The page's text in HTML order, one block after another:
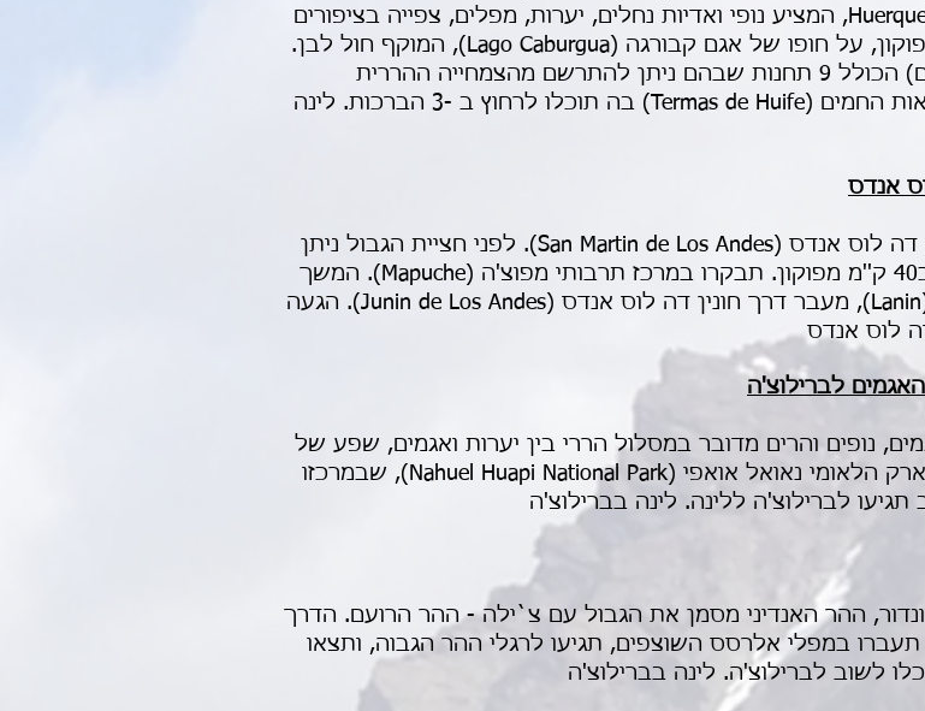
אחר הצהרים מומלץ טיול בפארק הלאומי Huerquehue, המציע נופי ואדיות נחלים, יערות, מפלים, צפייה בציפורים
ונופים נפלאים. הפארק שוכן כ-35 קילומטר מפוקון, על חופו של אגם קבורגה (Lago Caburgua), המוקף חול לבן.
ניתן לצאת לסיור רגלי של 700 מטר (כשעתיים) הכולל 9 תחנות שבהם ניתן להתרשם מהצמחייה ההררית
המאפיינים את המקום. מומלץ להיכנס למרחצאות החמים (Termas de Huife) בה תוכלו לרחוץ ב -3 הברכות. לינה
יציאה לכיוון הגבול עם ארגנטינה לסאן מרטין דה לוס אנדס (San Martin de Los Andes). לפני חציית הגבול ניתן
לעבור דרך קורראוה (Curarrehue) הממוקמת כ40 ק''מ מפוקון. תבקרו במרכז תרבותי מפוצ'ה (Mapuche). המשך
לכיוון הגבול. אפשר לראות את הר געש לנין (Lanin), מעבר דרך חונין דה לוס אנדס (Junin de Los Andes). הגעה
לוס אנדס
נופים והרים מדובר במסלול הררי בין יערות ואגמים, שפע של
פינות חמד נסתרות וחופים. המסלול נמצא בפארק הלאומי נאואל אואפי (Nahuel Huapi National Park), שבמרכזו
לברילוצ'ה ללינה. לינה בברילוצ'ה
ההר האנדיני מסמן את הגבול עם צ`ילה - ההר הרועם. הדרך
במפלי אלרסס השוצפים, תגיעו לרגלי ההר הגבוה, ותצאו
לשוב לברילוצ'ה. לינה בברילוצ'ה